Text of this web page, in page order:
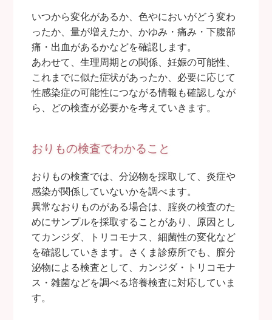
いつから変化があるか、色やにおいがどう変わ
ったか、量が増えたか、かゆみ・痛み・下腹部
痛・出血があるかなどを確認します。
あわせて、生理周期との関係、妊娠の可能性、
これまでに似た症状があったか、必要に応じて
性感染症の可能性につながる情報も確認しなが
ら、どの検査が必要かを考えていきます。
おりもの検査でわかること
おりもの検査では、分泌物を採取して、炎症や
感染が関係していないかを調べます。
異常なおりものがある場合は、腟炎の検査のた
めにサンプルを採取することがあり、原因とし
てカンジダ、トリコモナス、細菌性の変化など
を確認していきます。さくま診療所でも、膣分
泌物による検査として、カンジダ・トリコモナ
ス・雑菌などを調べる培養検査に対応していま
す。